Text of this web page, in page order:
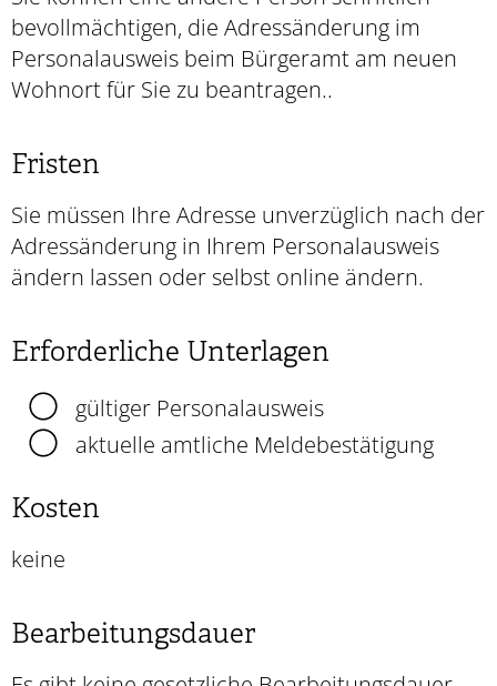
bevollmächtigen, die Adressänderung im
Personalausweis beim Bürgeramt am neuen
Wohnort für Sie zu beantragen..
Fristen
Sie müssen Ihre Adresse unverzüglich nach der
Adressänderung in Ihrem Personalausweis
ändern lassen oder selbst online ändern.
Erforderliche Unterlagen
gültiger Personalausweis
aktuelle amtliche Meldebestätigung
Kosten
keine
Bearbeitungsdauer